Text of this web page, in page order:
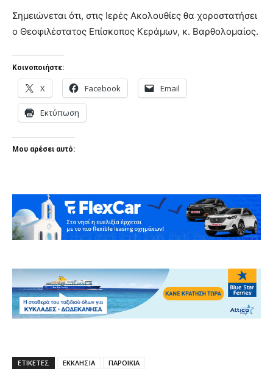
Σημειώνεται ότι, στις Ιερές Ακολουθίες θα χοροστατήσει
ο Θεοφιλέστατος Επίσκοπος Κεράμων, κ. Βαρθολομαίος.
Κοινοποιήστε:
X Facebook Email
Εκτύπωση
Μου αρέσει αυτό:
ΕΤΙΚΕΤΕΣ ΕΚΚΛΗΣΙΑ ΠΑΡΟΙΚΙΑ